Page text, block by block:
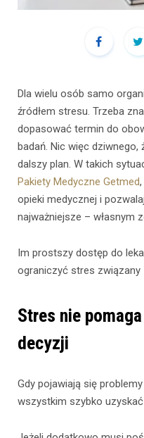
Dla wielu osób samo
źródłem stresu. Trzeba
dopasować termin do
badań. Nic więc
dalszy plan. W takich
Pakiety Medyczne Getmed
opieki medycznej i
najważniejsze – własnym
Im prostszy dostęp do
ograniczyć stres
Stres nie
decyzji
Gdy pojawiają się
wszystkim szybko